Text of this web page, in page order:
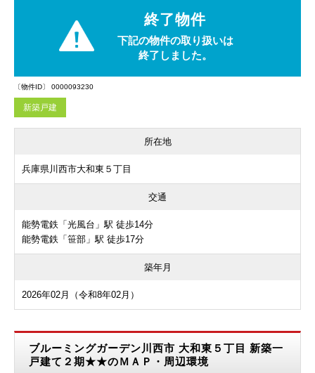
終了物件
下記の物件の取り扱いは
終了しました。
〔物件ID〕 0000093230
新築戸建
所在地
兵庫県川西市大和東５丁目
交通
能勢電鉄「光風台」駅 徒歩14分
能勢電鉄「笹部」駅 徒歩17分
築年月
2026年02月（令和8年02月）
ブルーミングガーデン川西市 大和東５丁目 新築一
戸建て２期★★のＭＡＰ・周辺環境